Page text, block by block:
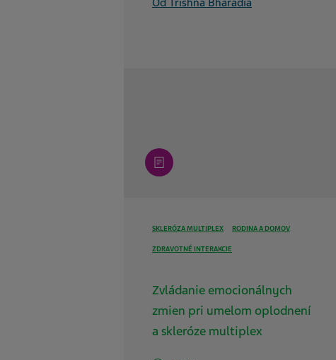
article
SKLERÓZA MULTIPLEX RODINA A DOMOV
ZDRAVOTNÉ INTERAKCIE
Zvládanie emocionálnych
zmien pri umelom oplodnení
a skleróze multiplex